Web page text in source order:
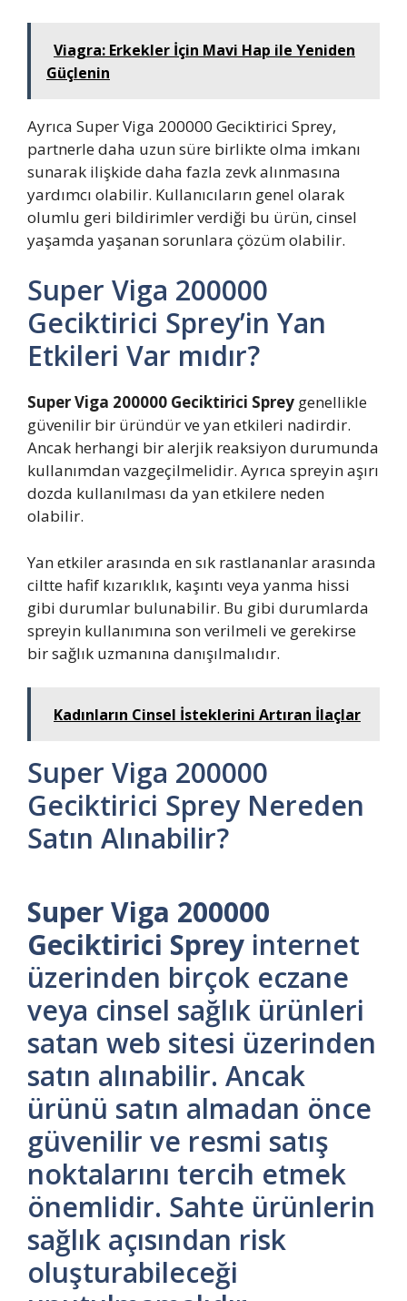
Viagra: Erkekler İçin Mavi Hap ile Yeniden
Güçlenin
Ayrıca Super Viga 200000 Geciktirici Sprey,
partnerle daha uzun süre birlikte olma imkanı
sunarak ilişkide daha fazla zevk alınmasına
yardımcı olabilir. Kullanıcıların genel olarak
olumlu geri bildirimler verdiği bu ürün, cinsel
yaşamda yaşanan sorunlara çözüm olabilir.
Super Viga 200000
Geciktirici Sprey’in Yan
Etkileri Var mıdır?
Super Viga 200000 Geciktirici Sprey genellikle
güvenilir bir üründür ve yan etkileri nadirdir.
Ancak herhangi bir alerjik reaksiyon durumunda
kullanımdan vazgeçilmelidir. Ayrıca spreyin aşırı
dozda kullanılması da yan etkilere neden
olabilir.
Yan etkiler arasında en sık rastlananlar arasında
ciltte hafif kızarıklık, kaşıntı veya yanma hissi
gibi durumlar bulunabilir. Bu gibi durumlarda
spreyin kullanımına son verilmeli ve gerekirse
bir sağlık uzmanına danışılmalıdır.
Kadınların Cinsel İsteklerini Artıran İlaçlar
Super Viga 200000
Geciktirici Sprey Nereden
Satın Alınabilir?
Super Viga 200000
Geciktirici Sprey internet
üzerinden birçok eczane
veya cinsel sağlık ürünleri
satan web sitesi üzerinden
satın alınabilir. Ancak
ürünü satın almadan önce
güvenilir ve resmi satış
noktalarını tercih etmek
önemlidir. Sahte ürünlerin
sağlık açısından risk
oluşturabileceği